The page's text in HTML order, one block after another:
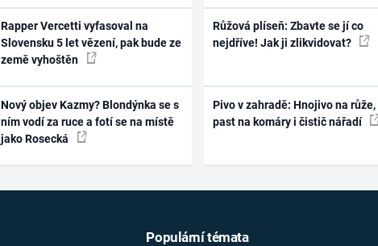
Rapper Vercetti vyfasoval na
Slovensku 5 let vězení, pak bude ze
země vyhoštěn
Nový objev Kazmy? Blondýnka se s
ním vodí za ruce a fotí se na místě
jako Rosecká
Růžová plíseň: Zbavte se jí co
nejdříve! Jak ji zlikvidovat?
Pivo v zahradě: Hnojivo na růže,
past na komáry i čistič nářadí
Populární témata